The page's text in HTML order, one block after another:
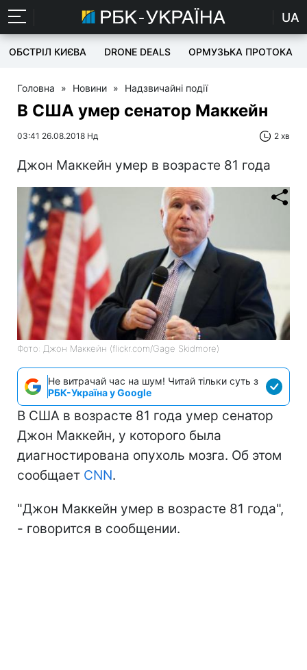
UA
ОБСТРІЛ КИЄВА DRONE DEALS ОРМУЗЬКА ПРОТОКА
Головна » Новини » Надзвичайні події
В США умер сенатор Маккейн
03:41 26.08.2018 Нд 2 хв
Джон Маккейн умер в возрасте 81 года
Фото: Джон Маккейн (flickr.com/Gage Skidmore)
Не витрачай час на шум! Читай тільки суть з
РБК-Україна у Google
В США в возрасте 81 года умер сенатор
Джон Маккейн, у которого была
диагностирована опухоль мозга. Об этом
сообщает CNN.
"Джон Маккейн умер в возрасте 81 года",
- говорится в сообщении.